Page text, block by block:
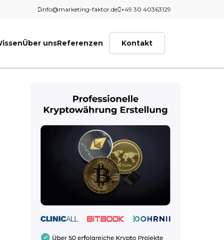
info@marketing-faktor.de +49 30 40363129
Über unsReferenzen Kontakt